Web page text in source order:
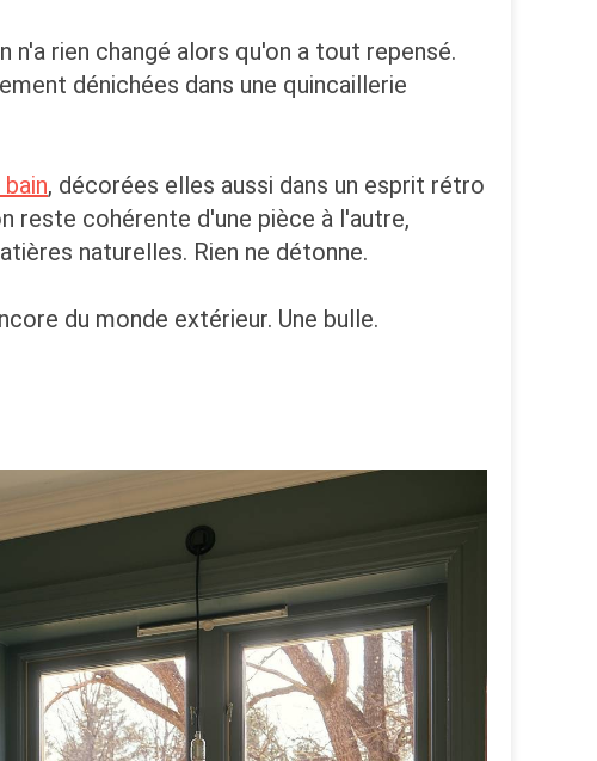
rien changé alors qu'on a tout repensé.
dénichées dans une quincaillerie
, décorées elles aussi dans un esprit rétro
reste cohérente d'une pièce à l'autre,
naturelles. Rien ne détonne.
du monde extérieur. Une bulle.